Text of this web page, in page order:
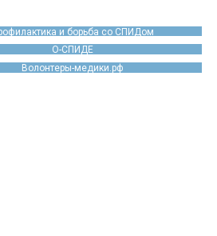
и борьба со СПИДом
О-СПИДЕ
Волонтеры-медики.рф